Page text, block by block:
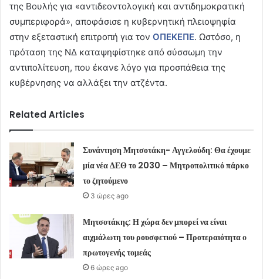
της Βουλής για «αντιδεοντολογική και αντιδημοκρατική
συμπεριφορά», αποφάσισε η κυβερνητική πλειοψηφία
στην εξεταστική επιτροπή για τον ΟΠΕΚΕΠΕ. Ωστόσο, η
πρόταση της ΝΔ καταψηφίστηκε από σύσσωμη την
αντιπολίτευση, που έκανε λόγο για προσπάθεια της
κυβέρνησης να αλλάξει την ατζέντα.
Related Articles
Συνάντηση Μητσοτάκη- Αγγελούδη: Θα έχουμε
μία νέα ΔΕΘ το 2030 – Μητροπολιτικό πάρκο
το ζητούμενο
3 ώρες ago
Μητσοτάκης: Η χώρα δεν μπορεί να είναι
αιχμάλωτη του ρουσφετιού – Προτεραιότητα ο
πρωτογενής τομεάς
6 ώρες ago